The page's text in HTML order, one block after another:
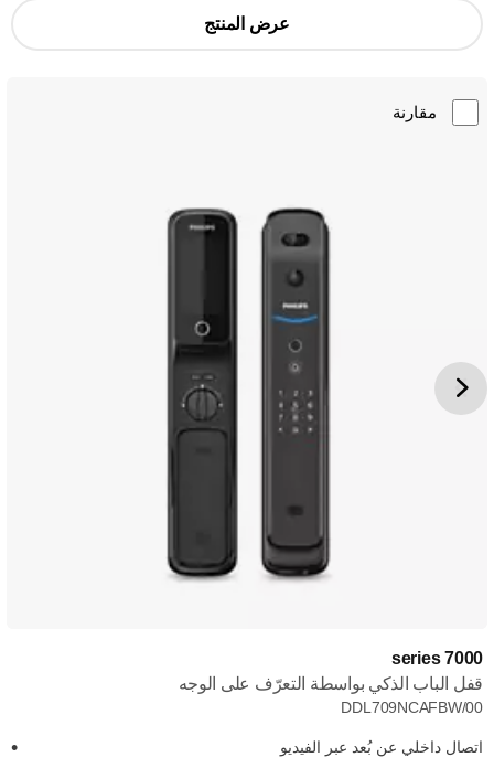
عرض المنتج
مقارنة
7000 series
قفل الباب الذكي بواسطة التعرّف على الوجه
DDL709NCAFBW/00
اتصال داخلي عن بُعد عبر الفيديو